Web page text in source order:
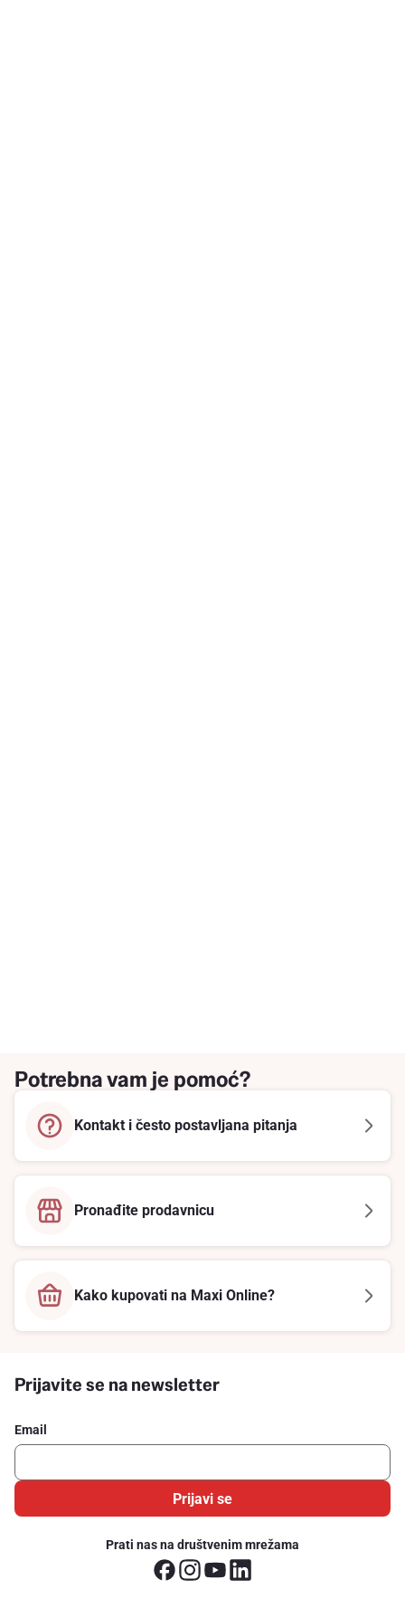
Potrebna vam je pomoć?
Kontakt i često postavljana pitanja
Pronađite prodavnicu
Kako kupovati na Maxi Online?
Prijavite se na newsletter
Email
Prijavi se
Prati nas na društvenim mrežama